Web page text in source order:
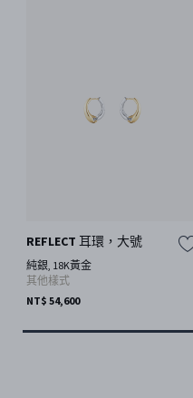
REFLECT 耳環，大號
純銀, 18K黃金
其他樣式
NT$ 54,600